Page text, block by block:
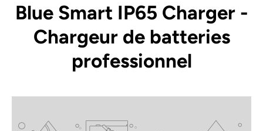
Blue Smart IP65 Charger -
Chargeur de batteries
professionnel